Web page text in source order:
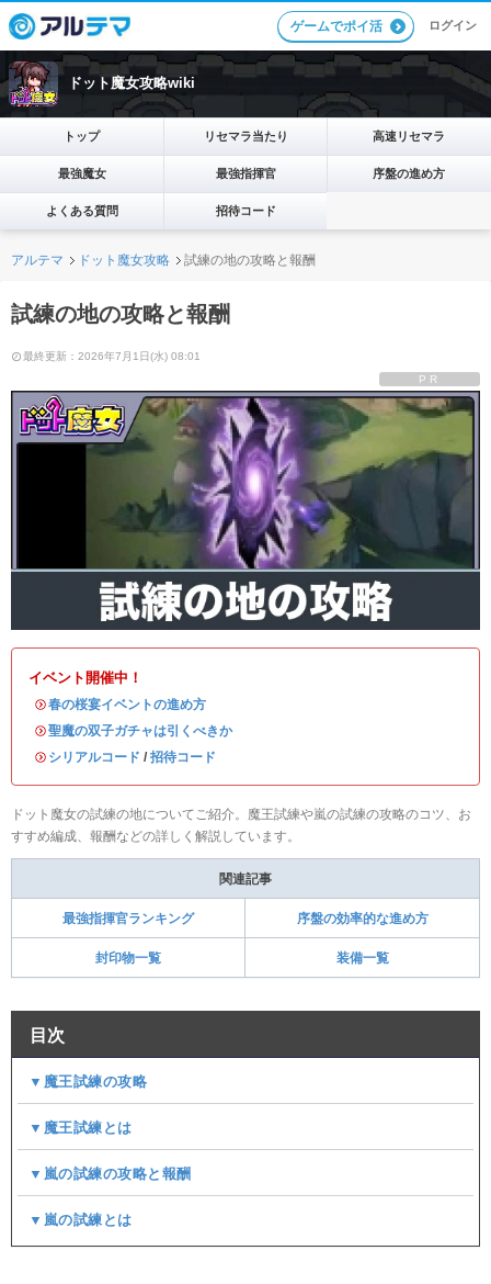
ゲームでポイ活 ログイン
ドット魔女攻略wiki
トップ リセマラ当たり 高速リセマラ
最強魔女 最強指揮官 序盤の進め方
よくある質問 招待コード
アルテマ ドット魔女攻略 試練の地の攻略と報酬
試練の地の攻略と報酬
最終更新：2026年7月1日(水) 08:01
PR
イベント開催中！
・春の桜宴イベントの進め方
・聖魔の双子ガチャは引くべきか
・ シリアルコード / 招待コード
ドット魔女の試練の地についてご紹介。魔王試練や嵐の試練の攻略のコツ、お
すすめ編成、報酬などの詳しく解説しています。
関連記事
最強指揮官ランキング 序盤の効率的な進め方
封印物一覧 装備一覧
目次
▼魔王試練の攻略
▼魔王試練とは
▼嵐の試練の攻略と報酬
▼嵐の試練とは